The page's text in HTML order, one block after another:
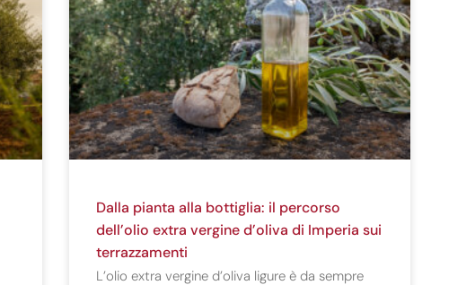
Dalla pianta alla bottiglia: il percorso
dell’olio extra vergine d’oliva di Imperia sui
terrazzamenti
L’olio extra vergine d’oliva ligure è da sempre